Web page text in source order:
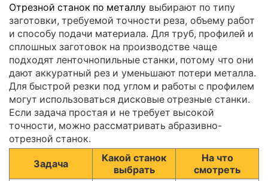
Отрезной станок по металлу выбирают по типу
заготовки, требуемой точности реза, объему работ
и способу подачи материала. Для труб, профилей и
сплошных заготовок на производстве чаще
подходят ленточнопильные станки, потому что они
дают аккуратный рез и уменьшают потери металла.
Для быстрой резки под углом и работы с профилем
могут использоваться дисковые отрезные станки.
Если задача простая и не требует высокой
точности, можно рассматривать абразивно-
отрезной станок.
Задача
Какой станок
выбрать
На что
смотреть